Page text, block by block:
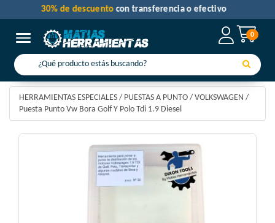
0
Toggle navigation
30% de descuentocon transferencia o efectivo
HERRAMIENTAS ESPECIALES / PUESTAS A PUNTO / VOLKSWAGEN /
Puesta Punto Vw Bora Golf Y Polo Tdi 1.9 Diesel